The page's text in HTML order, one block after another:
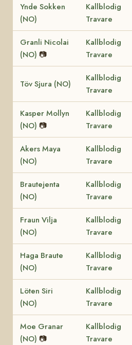
Ynde Sokken
(NO)
Kallblodig
Travare
Granli Nicolai
(NO) 📷
Kallblodig
Travare
Töv Sjura (NO)
Kallblodig
Travare
Kasper Mollyn
(NO) 📷
Kallblodig
Travare
Akers Maya
(NO)
Kallblodig
Travare
Brautejenta
(NO)
Kallblodig
Travare
Fraun Vilja
(NO)
Kallblodig
Travare
Haga Braute
(NO)
Kallblodig
Travare
Löten Siri
(NO)
Kallblodig
Travare
Moe Granar
(NO) 📷
Kallblodig
Travare